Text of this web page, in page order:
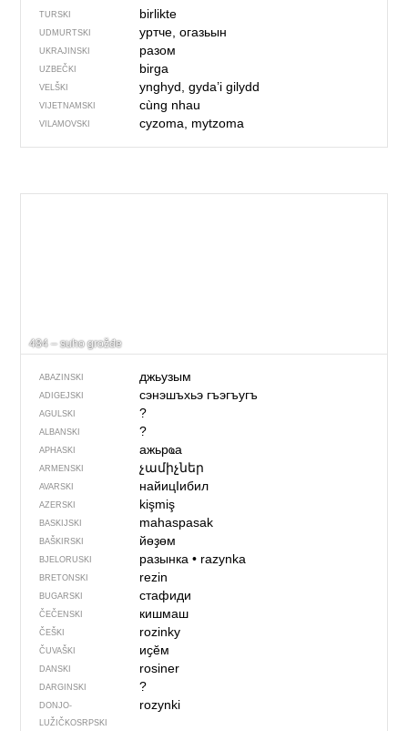
TURSKI birlikte
UDMURTSKI уртче, огазьын
UKRAJINSKI разом
UZBEČKI birga
VELŠKI ynghyd, gyda’i gilydd
VIJETNAMSKI cùng nhau
VILAMOVSKI cyzoma, mytzoma
484 – suho grožđe
ABAZINSKI джьузым
ADIGEJSKI сэнэшъхьэ гъэгъугъ
AGULSKI ?
ALBANSKI ?
APHASKI ажьрҩа
ARMENSKI չամիչներ
AVARSKI найицIибил
AZERSKI kişmiş
BASKIJSKI mahaspasak
BAŠKIRSKI йөҙөм
BJELORUSKI разынка• razynka
BRETONSKI rezin
BUGARSKI стафиди
ČEČENSKI кишмаш
ČEŠKI rozinky
ČUVAŠKI иҫӗм
DANSKI rosiner
DARGINSKI ?
DONJO­
LUŽIČKOSRPSKI
rozynki